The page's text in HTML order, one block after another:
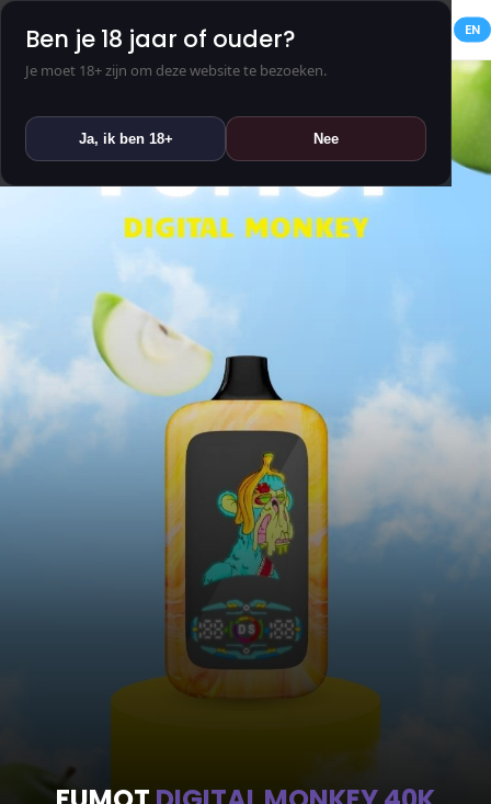
Ben je 18 jaar of ouder?
Je moet 18+ zijn om deze website te bezoeken.
Ja, ik ben 18+ Nee
EN